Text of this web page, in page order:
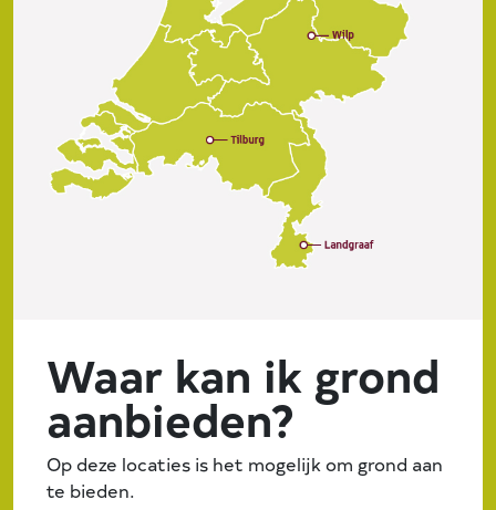
Waar kan ik grond
aanbieden?
Op deze locaties is het mogelijk om grond aan
te bieden.